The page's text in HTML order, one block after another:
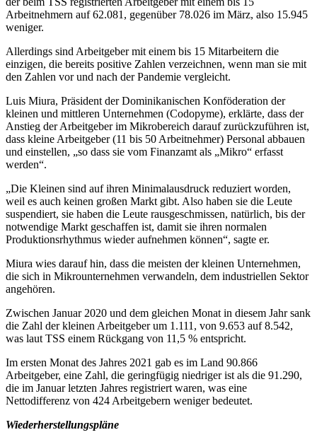
Arbeitnehmern auf 62.081, gegenüber 78.026 im März, also 15.945
weniger.
Allerdings sind Arbeitgeber mit einem bis 15 Mitarbeitern die
einzigen, die bereits positive Zahlen verzeichnen, wenn man sie mit
den Zahlen vor und nach der Pandemie vergleicht.
Luis Miura, Präsident der Dominikanischen Konföderation der
kleinen und mittleren Unternehmen (Codopyme), erklärte, dass der
Anstieg der Arbeitgeber im Mikrobereich darauf zurückzuführen ist,
dass kleine Arbeitgeber (11 bis 50 Arbeitnehmer) Personal abbauen
und einstellen, „so dass sie vom Finanzamt als „Mikro“ erfasst
werden“.
„Die Kleinen sind auf ihren Minimalausdruck reduziert worden,
weil es auch keinen großen Markt gibt. Also haben sie die Leute
suspendiert, sie haben die Leute rausgeschmissen, natürlich, bis der
notwendige Markt geschaffen ist, damit sie ihren normalen
Produktionsrhythmus wieder aufnehmen können“, sagte er.
Miura wies darauf hin, dass die meisten der kleinen Unternehmen,
die sich in Mikrounternehmen verwandeln, dem industriellen Sektor
angehören.
Zwischen Januar 2020 und dem gleichen Monat in diesem Jahr sank
die Zahl der kleinen Arbeitgeber um 1.111, von 9.653 auf 8.542,
was laut TSS einem Rückgang von 11,5 % entspricht.
Im ersten Monat des Jahres 2021 gab es im Land 90.866
Arbeitgeber, eine Zahl, die geringfügig niedriger ist als die 91.290,
die im Januar letzten Jahres registriert waren, was eine
Nettodifferenz von 424 Arbeitgebern weniger bedeutet.
Wiederherstellungspläne